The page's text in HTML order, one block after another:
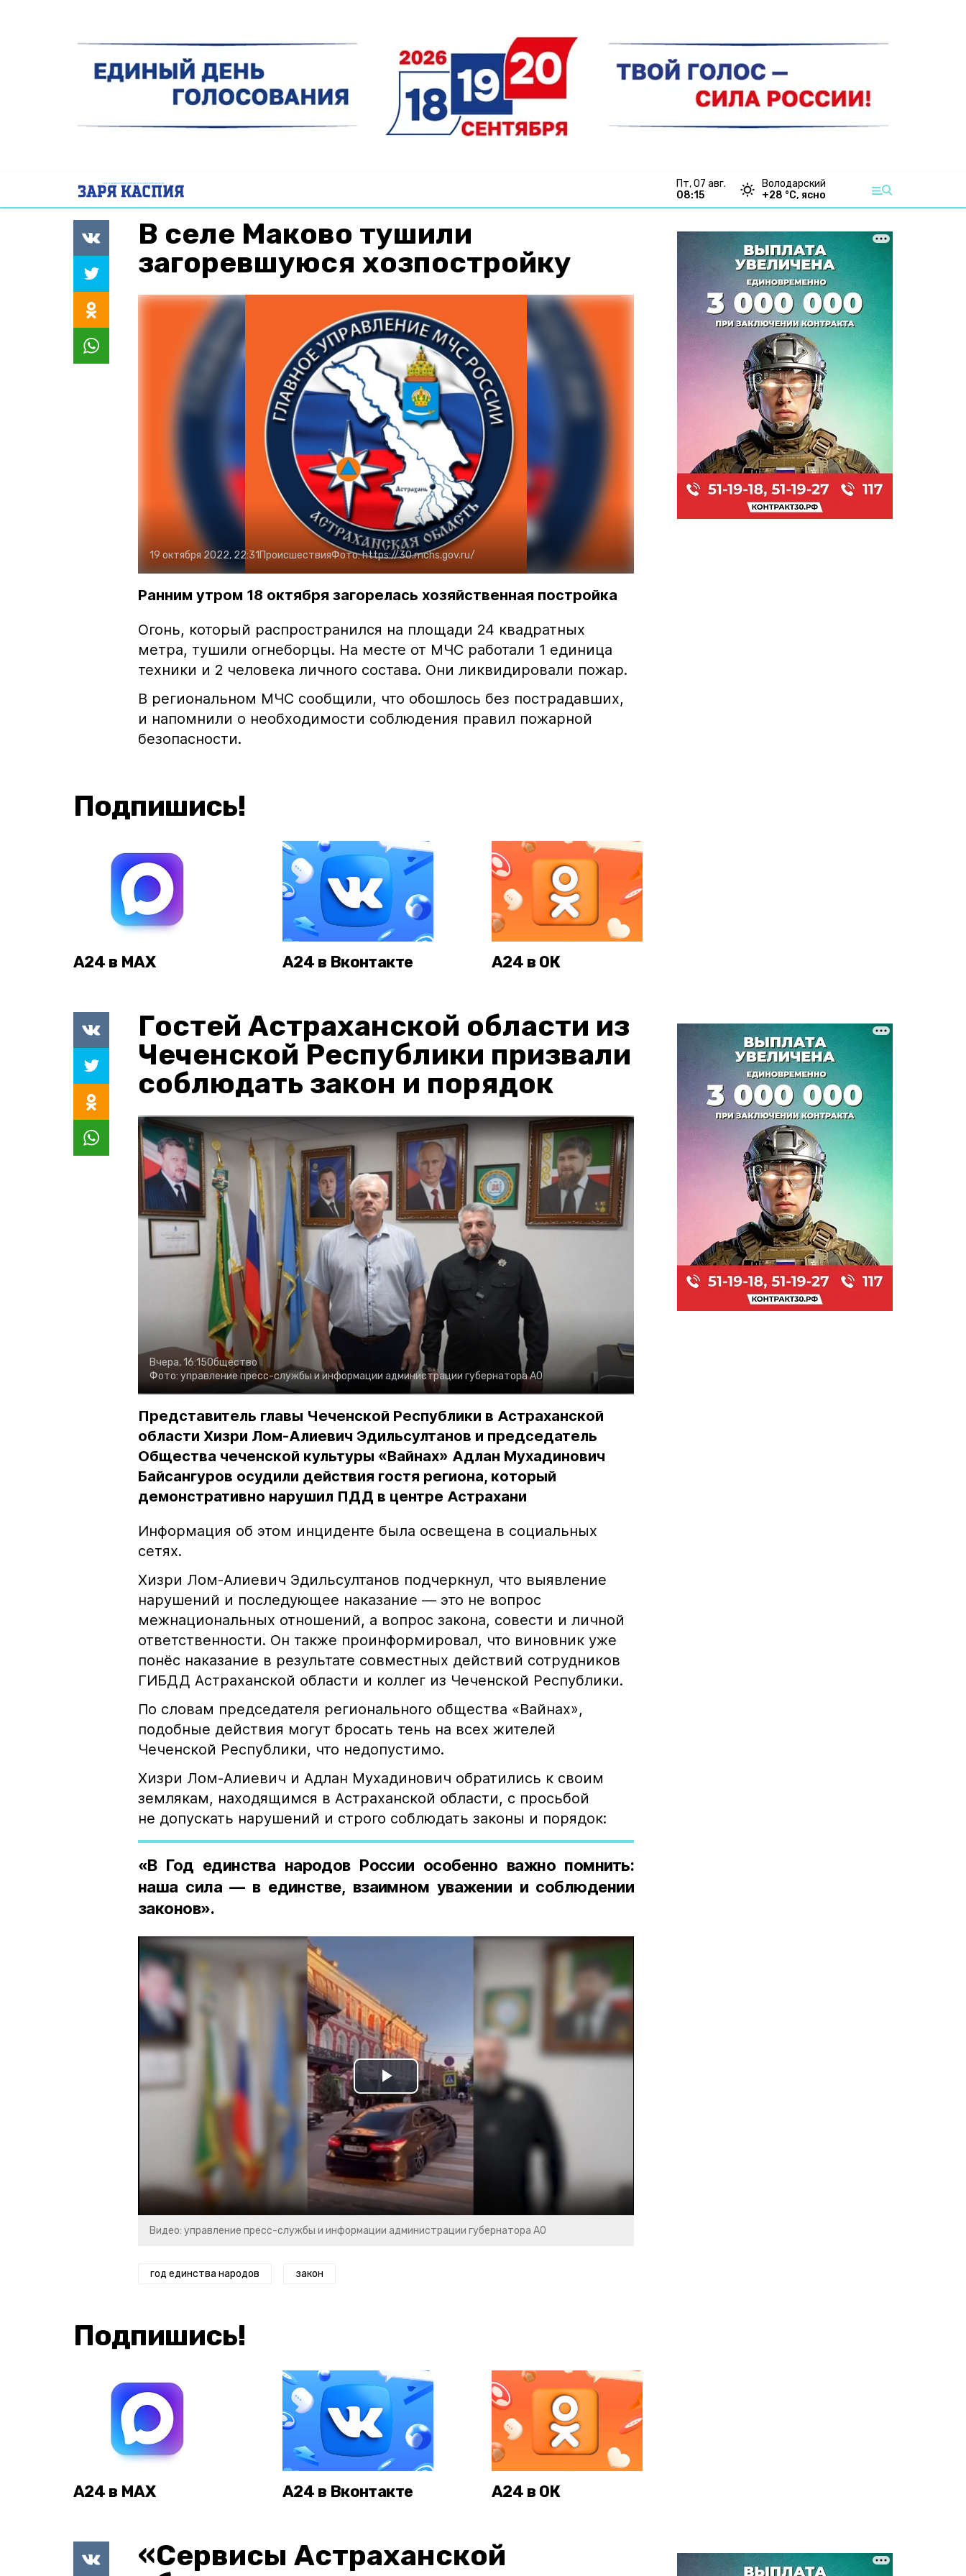
пт, 07 авг.
08:15
Володарский
+28 °С, ясно
В селе Маково тушили
загоревшуюся хозпостройку
19 октября 2022, 22:31 ПроисшествияФото:https://30.mchs.gov.ru/
Ранним утром 18 октября загорелась хозяйственная постройка
Огонь, который распространился на площади 24 квадратных
метра, тушили огнеборцы. На месте от МЧС работали 1 единица
техники и 2 человека личного состава. Они ликвидировали пожар.
В региональном МЧС сообщили, что обошлось без пострадавших,
и напомнили о необходимости соблюдения правил пожарной
безопасности.
Подпишись!
А24 в MAX А24 в Вконтакте А24 в ОК
Гостей Астраханской области из
Чеченской Республики призвали
соблюдать закон и порядок
Вчера, 16:15Общество
Фото: управление пресс-службы и информации администрации губернатора АО
Представитель главы Чеченской Республики в Астраханской
области Хизри Лом-Алиевич Эдильсултанов и председатель
Общества чеченской культуры «Вайнах» Адлан Мухадинович
Байсангуров осудили действия гостя региона, который
демонстративно нарушил ПДД в центре Астрахани
Информация об этом инциденте была освещена в социальных
сетях.
Хизри Лом-Алиевич Эдильсултанов подчеркнул, что выявление
нарушений и последующее наказание — это не вопрос
межнациональных отношений, а вопрос закона, совести и личной
ответственности. Он также проинформировал, что виновник уже
понёс наказание в результате совместных действий сотрудников
ГИБДД Астраханской области и коллег из Чеченской Республики.
По словам председателя регионального общества «Вайнах»,
подобные действия могут бросать тень на всех жителей
Чеченской Республики, что недопустимо.
Хизри Лом-Алиевич и Адлан Мухадинович обратились к своим
землякам, находящимся в Астраханской области, с просьбой
не допускать нарушений и строго соблюдать законы и порядок:
«В Год единства народов России особенно важно помнить:
наша сила — в единстве, взаимном уважении и соблюдении
законов».
Play
Video
Видео: управление пресс-службы и информации администрации губернатора АО
год единства народов закон
Подпишись!
А24 в MAX А24 в Вконтакте А24 в ОК
«Сервисы Астраханской